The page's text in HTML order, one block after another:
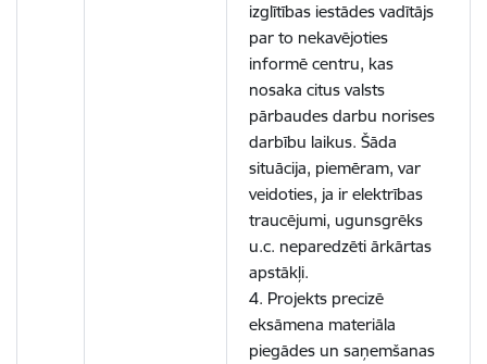
izglītības iestādes vadītājs
par to nekavējoties
informē centru, kas
nosaka citus valsts
pārbaudes darbu norises
darbību laikus. Šāda
situācija, piemēram, var
veidoties, ja ir elektrības
traucējumi, ugunsgrēks
u.c. neparedzēti ārkārtas
apstākļi.
4. Projekts precizē
eksāmena materiāla
piegādes un saņemšanas